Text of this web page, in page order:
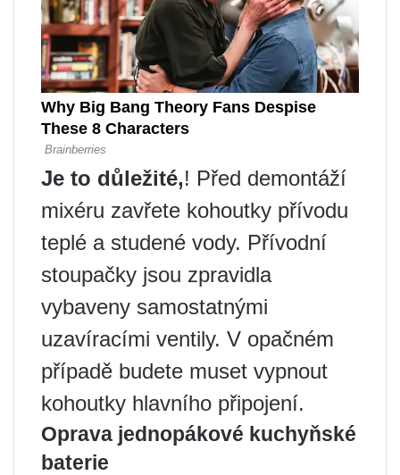
Je to důležité,! Před demontáží
mixéru zavřete kohoutky přívodu
teplé a studené vody. Přívodní
stoupačky jsou zpravidla
vybaveny samostatnými
uzavíracími ventily. V opačném
případě budete muset vypnout
kohoutky hlavního připojení.
Oprava jednopákové kuchyňské
baterie